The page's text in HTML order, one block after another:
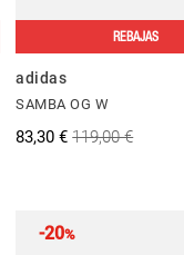
REBAJAS
adidas
SAMBA OG W
83,30 € 119,00 €
-20%